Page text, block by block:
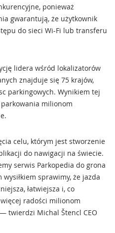
ponieważ
gwarantują, że użytkownik
do sieci Wi-Fi lub transferu
lidera wśród lokalizatorów
znajduje się 75 krajów,
parkingowych. Wynikiem tej
milionom
celu, którym jest stworzenie
do nawigacji na świecie.
serwis Parkopedia do grona
sprawimy, że jazda
łatwiejsza i, co
radości milionom
twierdzi Michal Štencl CEO